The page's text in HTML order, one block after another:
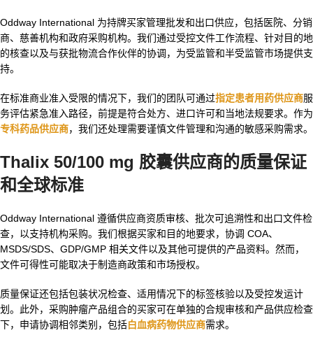
Oddway International 为持牌买家管理批发和出口供应，包括医院、分销
商、慈善机构和政府采购机构。我们通过受控文件工作流程、针对目的地
的核查以及与获批物流合作伙伴的协调，为受监管和半受监管市场提供支
持。
在标准商业准入受限的情况下，我们的团队可通过指定患者用药供应商服
务评估紧急准入路径，前提是符合处方、进口许可和当地法规要求。作为
专科药品供应商，我们还处理需要谨慎文件管理和沟通的敏感采购需求。
Thalix 50/100 mg 胶囊供应商的质量保证
和全球标准
Oddway International 遵循供应商资质审核、批次可追溯性和出口文件检
查，以支持机构采购。我们根据买家和目的地要求，协调 COA、
MSDS/SDS、GDP/GMP 相关文件以及其他可提供的产品资料。然而，
文件可得性可能取决于制造商政策和市场授权。
质量保证还包括包装状况检查、适用情况下的标签核验以及受控发运计
划。此外，采购肿瘤产品组合的买家可在单独的合规审核和产品供应检查
下，申请协调相邻类别，包括白血病药物供应商需求。